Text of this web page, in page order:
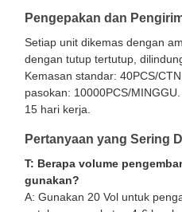
Pengepakan dan
Setiap unit dikemas dengan
dengan tutup tertutup,
Kemasan standar: 40PCS/
pasokan: 10000PCS/
15 hari kerja.
Pertanyaan yang Sering
T: Berapa volume
gunakan?
A: Gunakan 20 Vol untuk